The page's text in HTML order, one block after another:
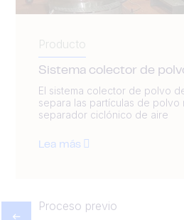
Producto
Sistema colector de
El sistema colector de polvo
separa las partículas de polvo
separador ciclónico de aire
Lea más
Proceso previo